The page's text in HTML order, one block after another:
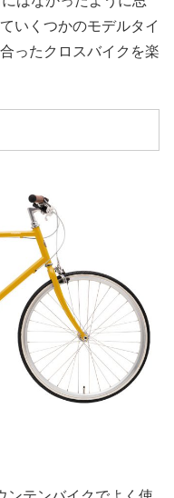
いくつかのモデルタイ
ったクロスバイクを楽